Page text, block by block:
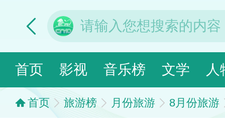
首页 影视 音乐榜 文学 人
首页 旅游榜 月份旅游 8月份旅游